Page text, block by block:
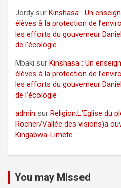
Jordy sur Kinshasa : Un
élèves à la protection de
les efforts du gouverneur
de l’écologie
Mbaki sur Kinshasa : Un
élèves à la protection de
les efforts du gouverneur
de l’écologie
admin sur Religion:L’Eglise du
Rocher/Vallée des visions)a
Kingabwa-Limete
You may Missed